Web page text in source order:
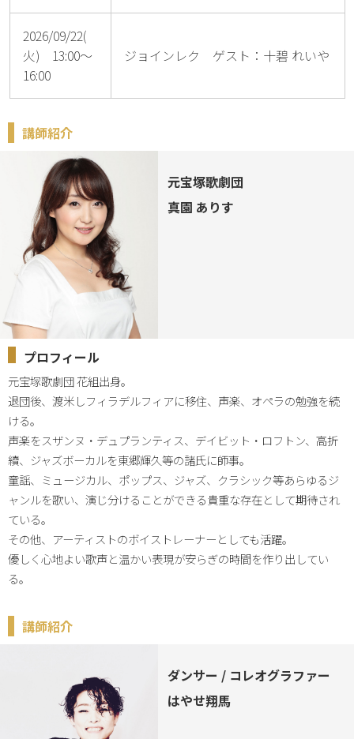
2026/09/22(
火) 13:00～
16:00
ジョインレク ゲスト：十碧 れいや
講師紹介
元宝塚歌劇団
真園 ありす
プロフィール
元宝塚歌劇団 花組出身。
退団後、渡米しフィラデルフィアに移住、声楽、オペラの勉強を続
ける。
声楽をスザンヌ・デュプランティス、デイビット・ロフトン、高折
續、ジャズボーカルを東郷輝久等の諸氏に師事。
童謡、ミュージカル、ポップス、ジャズ、クラシック等あらゆるジ
ャンルを歌い、演じ分けることができる貴重な存在として期待され
ている。
その他、アーティストのボイストレーナーとしても活躍。
優しく心地よい歌声と温かい表現が安らぎの時間を作り出してい
る。
講師紹介
ダンサー / コレオグラファー
はやせ翔馬